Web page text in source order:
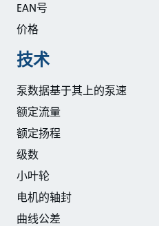
EAN号
价格
技术
泵数据基于其上的泵速
额定流量
额定扬程
级数
小叶轮
电机的轴封
曲线公差